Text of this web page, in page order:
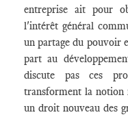
entreprise ait pour
l'intérêt général
un partage du pouvoir
part au
discute pas ces
transforment la notion
un droit nouveau des